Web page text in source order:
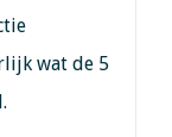
wat de 5